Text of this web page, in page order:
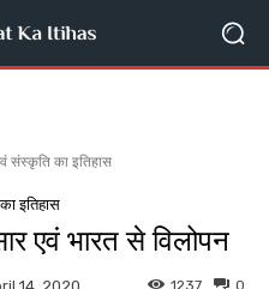
संस्कृति का इतिहास
इतिहास
एवं भारत से विलोपन
0
1237